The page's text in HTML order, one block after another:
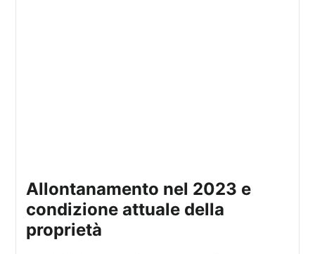
allontanamento nel 2023 e
condizione attuale della
proprietà